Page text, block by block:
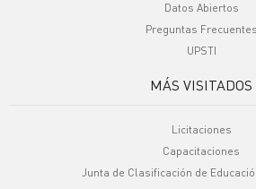
Datos Abiertos
Preguntas Frecuentes
UPSTI
MÁS VISITADOS
Licitaciones
Capacitaciones
Junta de Clasificación de